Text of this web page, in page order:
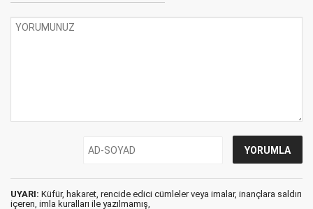
UYARI: Küfür, hakaret, rencide edici cümleler veya imalar, inançlara saldırı
içeren, imla kuralları ile yazılmamış,